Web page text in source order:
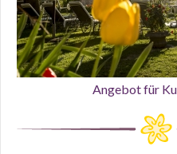
Angebot für